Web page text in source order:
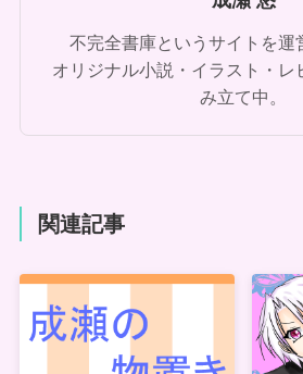
不完全書庫というサイトを運
オリジナル小説・イラスト・レ
み立て中。
関連記事